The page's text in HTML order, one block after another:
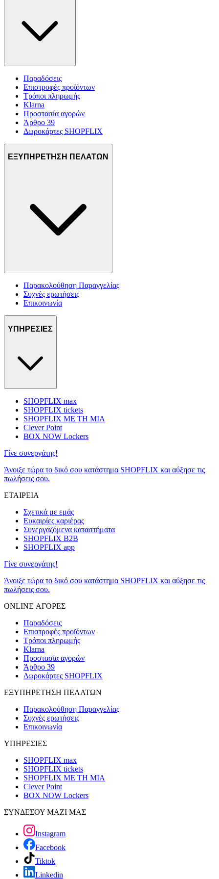
Παραδόσεις
Επιστροφές προϊόντων
Τρόποι πληρωμής
Klarna
Προστασία αγορών
Άρθρο 39
Δωροκάρτες SHOPFLIX
ΕΞΥΠΗΡΕΤΗΣΗ ΠΕΛΑΤΩΝ
Παρακολούθηση Παραγγελίας
Συχνές ερωτήσεις
Επικοινωνία
ΥΠΗΡΕΣΙΕΣ
SHOPFLIX max
SHOPFLIX tickets
SHOPFLIX ΜΕ ΤΗ ΜΙΑ
Clever Point
BOX NOW Lockers
Γίνε συνεργάτης!
Άνοιξε τώρα το δικό σου κατάστημα SHOPFLIX και αύξησε τις
πωλήσεις σου.
ΕΤΑΙΡΕΙΑ
Σχετικά με εμάς
Ευκαιρίες καριέρας
Συνεργαζόμενα καταστήματα
SHOPFLIX B2B
SHOPFLIX app
Γίνε συνεργάτης!
Άνοιξε τώρα το δικό σου κατάστημα SHOPFLIX και αύξησε τις
πωλήσεις σου.
ONLINE ΑΓΟΡΕΣ
Παραδόσεις
Επιστροφές προϊόντων
Τρόποι πληρωμής
Klarna
Προστασία αγορών
Άρθρο 39
Δωροκάρτες SHOPFLIX
ΕΞΥΠΗΡΕΤΗΣΗ ΠΕΛΑΤΩΝ
Παρακολούθηση Παραγγελίας
Συχνές ερωτήσεις
Επικοινωνία
ΥΠΗΡΕΣΙΕΣ
SHOPFLIX max
SHOPFLIX tickets
SHOPFLIX ΜΕ ΤΗ ΜΙΑ
Clever Point
BOX NOW Lockers
ΣΥΝΔΕΣΟΥ ΜΑΖΙ ΜΑΣ
Instagram
Facebook
Tiktok
Linkedin